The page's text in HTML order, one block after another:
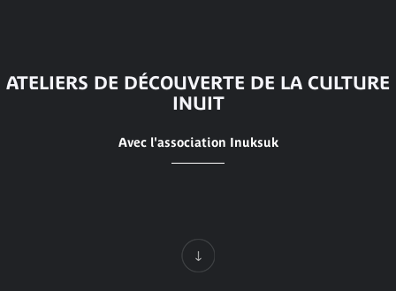
ATELIERS DE DÉCOUVERTE DE LA CULTURE
INUIT
Avec l'association Inuksuk